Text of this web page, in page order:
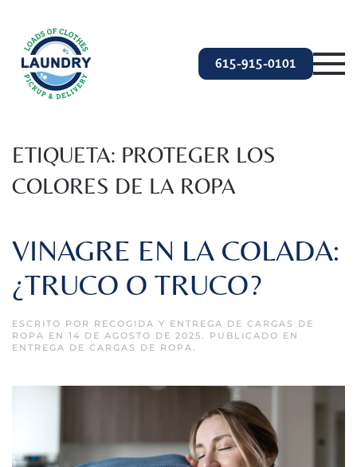
Ir al contenido principal
615-915-0101
ETIQUETA: PROTEGER LOS
COLORES DE LA ROPA
VINAGRE EN LA COLADA:
¿TRUCO O TRUCO?
ESCRITO POR RECOGIDA Y ENTREGA DE CARGAS DE
ROPA EN 14 DE AGOSTO DE 2025. PUBLICADO EN
ENTREGA DE CARGAS DE ROPA.